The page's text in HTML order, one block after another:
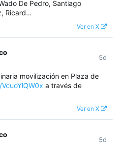
De Pedro, Santiago
Ricard…
Ver en X
5d
movilización en Plaza de
a través de
Ver en X
5d